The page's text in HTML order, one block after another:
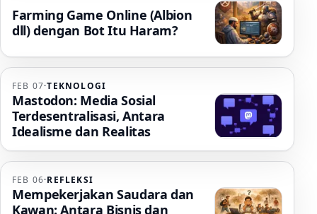
Farming Game Online (Albion
dll) dengan Bot Itu Haram?
FEB 07·TEKNOLOGI
Mastodon: Media Sosial
Terdesentralisasi, Antara
Idealisme dan Realitas
FEB 06·REFLEKSI
Mempekerjakan Saudara dan
Kawan: Antara Bisnis dan